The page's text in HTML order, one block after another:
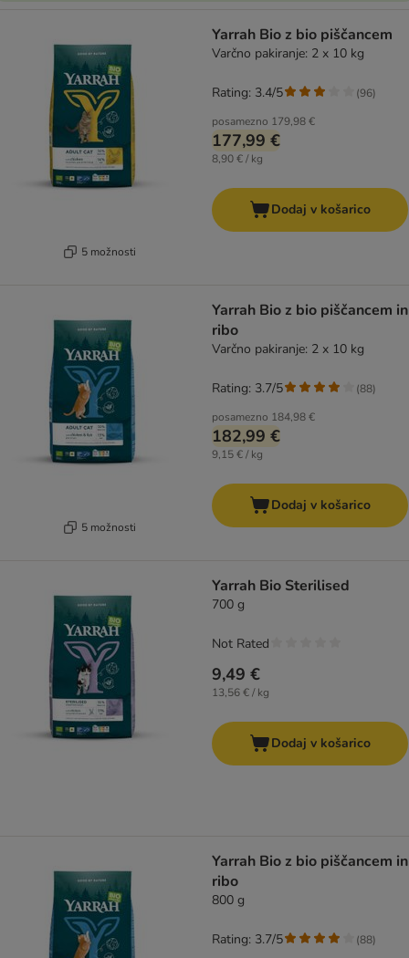
5 možnosti
Yarrah Bio z bio piščancem
Varčno pakiranje: 2 x 10 kg
posamezno 179,98 €
177,99 €
8,90 € / kg
Rating: 3.4/5 (96)
Dodaj v košarico
5 možnosti
Yarrah Bio z bio piščancem in
ribo
Varčno pakiranje: 2 x 10 kg
posamezno 184,98 €
182,99 €
9,15 € / kg
Rating: 3.7/5 (88)
Dodaj v košarico
Yarrah Bio Sterilised
700 g
9,49 €
13,56 € / kg
Not Rated
Dodaj v košarico
Yarrah Bio z bio piščancem in
ribo
800 g
Rating: 3.7/5 (88)